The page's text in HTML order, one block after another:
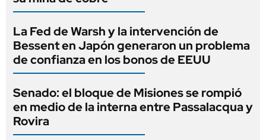
La Fed de Warsh y la intervención de
Bessent en Japón generaron un problema
de confianza en los bonos de EEUU
Senado: el bloque de Misiones se rompió
en medio de la interna entre Passalacqua y
Rovira